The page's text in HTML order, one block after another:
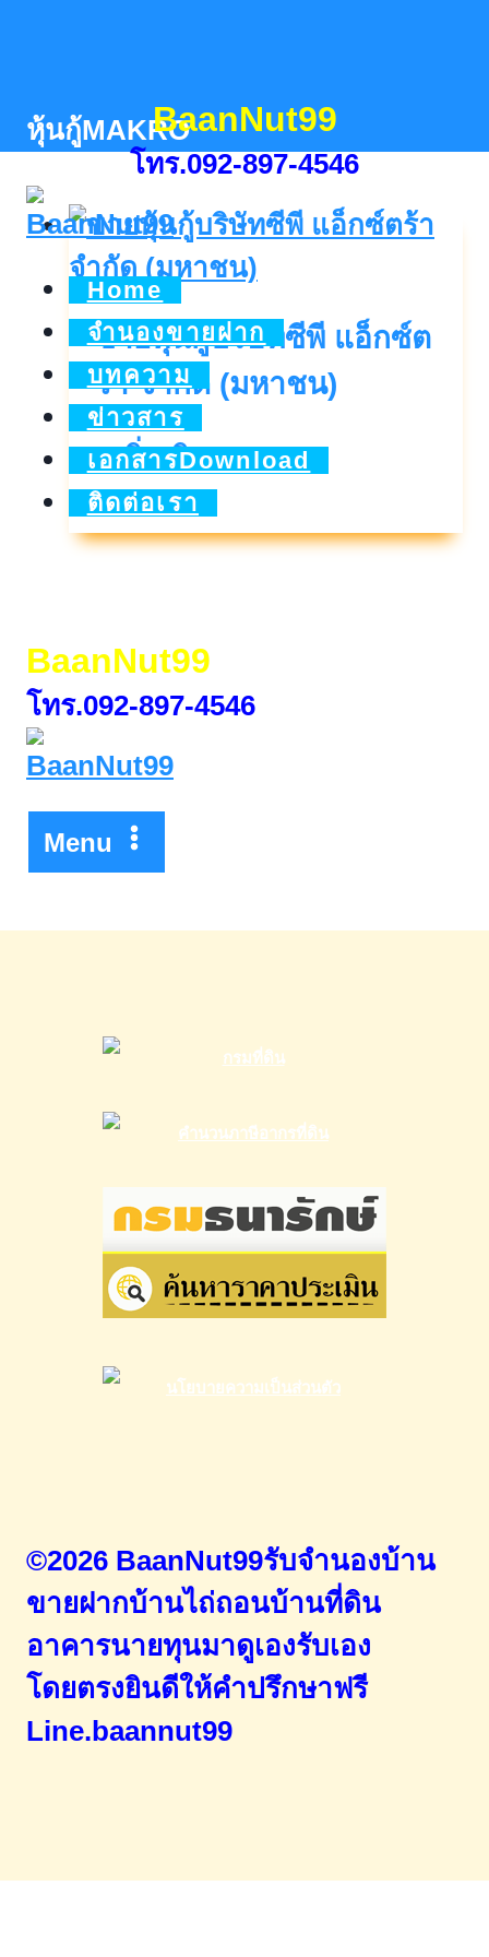
BaanNut99
โทร.092-897-4546
Home
จำนองขายฝาก
บทความ
ข่าวสาร
เอกสารDownload
ติดต่อเรา
BaanNut99
โทร.092-897-4546
Menu
หุ้นกู้MAKRO
ขายหุ้นกู้บริษัทซีพี แอ็กซ์ต
ร้า จำกัด (มหาชน)
ดูเพิ่มเติม..ขาย
กู้
ร้า
©2026 BaanNut99รับจำนองบ้าน
ขายฝากบ้านไถ่ถอนบ้านที่ดิน
อาคารนายทุนมาดูเองรับเอง
โดยตรงยินดีให้คำปรึกษาฟรี
Line.baannut99